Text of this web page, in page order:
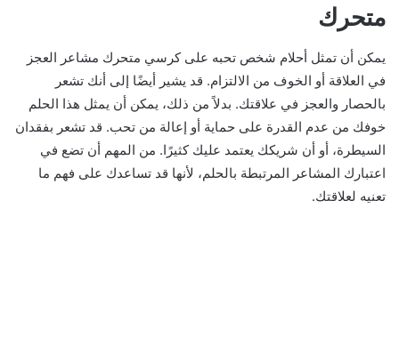
متحرك
يمكن أن تمثل أحلام شخص تحبه على كرسي متحرك مشاعر العجز
في العلاقة أو الخوف من الالتزام. قد يشير أيضًا إلى أنك تشعر
بالحصار والعجز في علاقتك. بدلاً من ذلك، يمكن أن يمثل هذا الحلم
خوفك من عدم القدرة على حماية أو إعالة من تحب. قد تشعر بفقدان
السيطرة، أو أن شريكك يعتمد عليك كثيرًا. من المهم أن تضع في
اعتبارك المشاعر المرتبطة بالحلم، لأنها قد تساعدك على فهم ما
تعنيه لعلاقتك.